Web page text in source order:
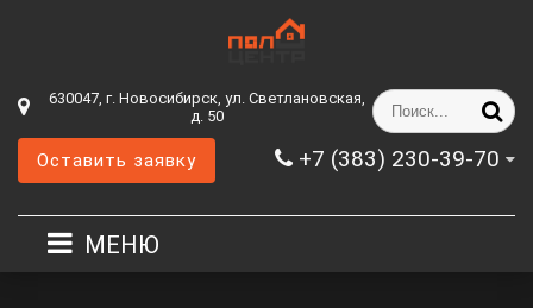
630047, г. Новосибирск, ул. Светлановская,
д. 50
+7 (383) 230-39-70
Оставить заявку
МЕНЮ